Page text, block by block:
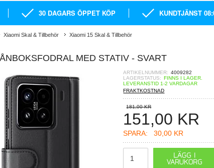
30 DAGARS ÖPPET KÖP KUNDTJÄNST
Xiaomi Skal & Tillbehör Xiaomi 15 Skal & Tillbehör
MED STATIV - SVART
ARTIKELNUMMER: 4009282
LAGERSTATUS: FINNS I LAGER.
LEVERANSTID 1-2 VARDAGAR
FRAKTKOSTNAD
181,00 KR
151,00 KR
SPARA: 30,00 KR